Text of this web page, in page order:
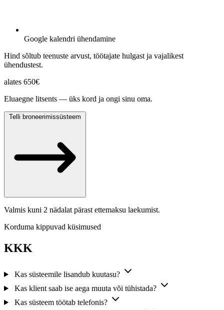
Google kalendri ühendamine
Hind sõltub teenuste arvust, töötajate hulgast ja vajalikest
ühendustest.
alates 650€
Eluaegne litsents — üks kord ja ongi sinu oma.
Valmis kuni 2 nädalat pärast ettemaksu laekumist.
Korduma kippuvad küsimused
KKK
Kas süsteemile lisandub kuutasu?
Kas klient saab ise aega muuta või tühistada?
Kas süsteem töötab telefonis?